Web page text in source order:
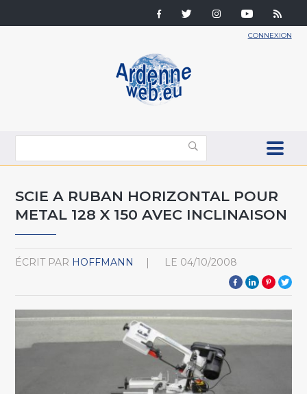
CONNEXION
SCIE A RUBAN HORIZONTAL POUR
METAL 128 X 150 AVEC INCLINAISON
ÉCRIT PAR HOFFMANN LE 04/10/2008